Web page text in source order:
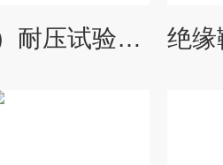
绝缘靴（手套）耐压试验装置价格